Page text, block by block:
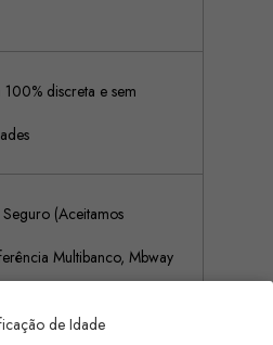
100% discreta e sem
(Aceitamos
Multibanco, Mbway